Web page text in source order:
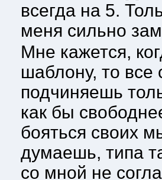
всегда на 5.
меня сильно
Мне кажется,
шаблону, то
подчиняешь
как бы
бояться своих
думаешь, типа
со мной не